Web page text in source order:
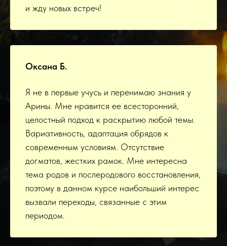
и жду новых встреч!
Оксана Б.
Я не в первые учусь и перенимаю знания у
Арины. Мне нравится ее всесторонний,
целостный подход к раскрытию любой темы.
Вариативность, адаптация обрядов к
современным условиям. Отсутствие
догматов, жестких рамок. Мне интересна
тема родов и послеродового восстановления,
поэтому в данном курсе наибольший интерес
вызвали переходы, связанные с этим
периодом.